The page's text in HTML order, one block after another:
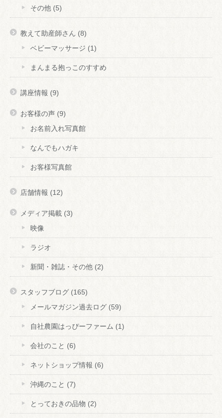
その他 (5)
教えて助産師さん (8)
ベビーマッサージ (1)
まんまる抱っこのすすめ
講座情報 (9)
お客様の声 (9)
お名前入れ写真館
なんでもハガキ
お客様写真館
店舗情報 (12)
メディア掲載 (3)
映像
ラジオ
新聞・雑誌・その他 (2)
スタッフブログ (165)
メールマガジン過去ログ (59)
自社農園はっぴーファーム (1)
会社のこと (6)
ネットショップ情報 (6)
沖縄のこと (7)
とっておきの品物 (2)